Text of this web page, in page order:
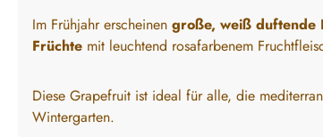
Im Frühjahr erscheinen große, weiß duftende
Früchte mit leuchtend rosafarbenem
Diese Grapefruit ist ideal für alle, die
Wintergarten.